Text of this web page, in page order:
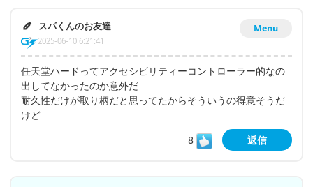
Menu
スパくんのお友達
2025-06-10 6:21:41
任天堂ハードってアクセシビリティーコントローラー的なの
出してなかったのか意外だ
耐久性だけが取り柄だと思ってたからそういうの得意そうだ
けど
8
返信